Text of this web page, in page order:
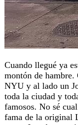
Cuando llegué ya
montón de hambre.
NYU y al lado un
toda la ciudad y
famosos. No sé
fama de la original